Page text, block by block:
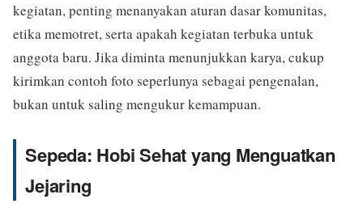
kegiatan, penting menanyakan aturan dasar komunitas,
etika memotret, serta apakah kegiatan terbuka untuk
anggota baru. Jika diminta menunjukkan karya, cukup
kirimkan contoh foto seperlunya sebagai pengenalan,
bukan untuk saling mengukur kemampuan.
Sepeda: Hobi Sehat yang Menguatkan
Jejaring